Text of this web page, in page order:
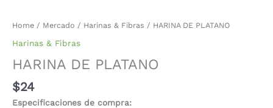
Home / Mercado / Harinas & Fibras / HARINA DE PLATANO
Harinas & Fibras
HARINA DE PLATANO
$24
Especificaciones de compra: